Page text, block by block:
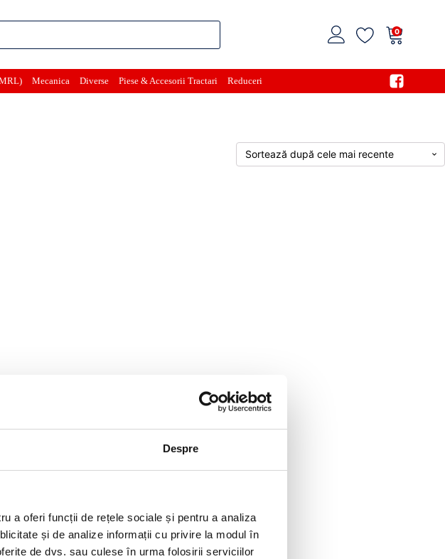
Despre
a oferi funcții de rețele sociale și pentru a analiza
și de analize informații cu privire la modul în
de dvs. sau culese în urma folosirii serviciilor
0
Mecanica Diverse Piese & Accesorii Tractari Reduceri